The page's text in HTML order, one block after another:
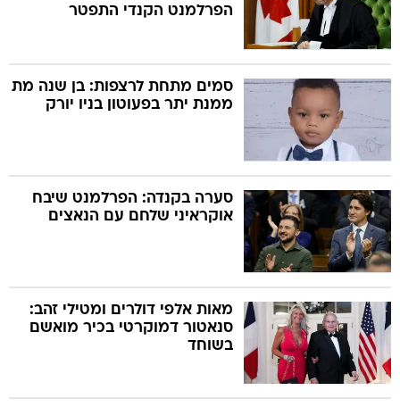
הפרלמנט הקנדי התפטר
סמים מתחת לרצפות: בן שנה מת
ממנת יתר בפעוטון בניו יורק
סערה בקנדה: הפרלמנט שיבח
אוקראיני שלחם עם הנאצים
מאות אלפי דולרים ומטילי זהב:
סנאטור דמוקרטי בכיר מואשם
בשוחד